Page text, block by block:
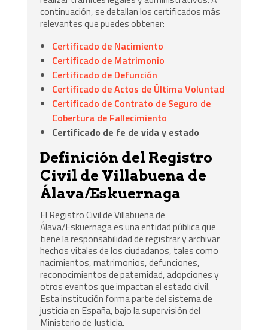
continuación, se detallan los certificados más
relevantes que puedes obtener:
Certificado de Nacimiento
Certificado de Matrimonio
Certificado de Defunción
Certificado de Actos de Última Voluntad
Certificado de Contrato de Seguro de
Cobertura de Fallecimiento
Certificado de fe de vida y estado
Definición del Registro
Civil de Villabuena de
Álava/Eskuernaga
El Registro Civil de Villabuena de
Álava/Eskuernaga es una entidad pública que
tiene la responsabilidad de registrar y archivar
hechos vitales de los ciudadanos, tales como
nacimientos, matrimonios, defunciones,
reconocimientos de paternidad, adopciones y
otros eventos que impactan el estado civil.
Esta institución forma parte del sistema de
justicia en España, bajo la supervisión del
Ministerio de Justicia.